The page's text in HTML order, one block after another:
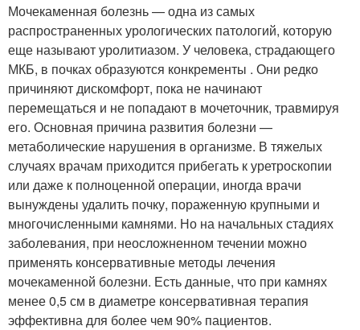
Мочекаменная болезнь — одна из самых
распространенных урологических патологий, которую
еще называют уролитиазом. У человека, страдающего
МКБ, в почках образуются конкременты . Они редко
причиняют дискомфорт, пока не начинают
перемещаться и не попадают в мочеточник, травмируя
его. Основная причина развития болезни —
метаболические нарушения в организме. В тяжелых
случаях врачам приходится прибегать к уретроскопии
или даже к полноценной операции, иногда врачи
вынуждены удалить почку, пораженную крупными и
многочисленными камнями. Но на начальных стадиях
заболевания, при неосложненном течении можно
применять консервативные методы лечения
мочекаменной болезни. Есть данные, что при камнях
менее 0,5 см в диаметре консервативная терапия
эффективна для более чем 90% пациентов.